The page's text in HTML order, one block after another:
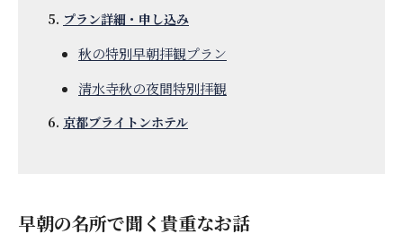
プラン詳細・申し込み
秋の特別早朝拝観プラン
清水寺秋の夜間特別拝観
京都ブライトンホテル
早朝の名所で聞く貴重なお話